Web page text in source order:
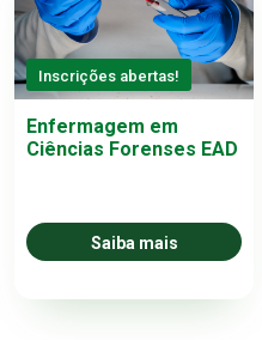
Inscrições abertas!
Enfermagem em
Ciências Forenses EAD
Saiba mais